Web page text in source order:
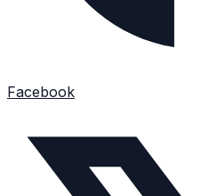
Facebook